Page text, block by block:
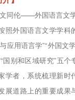
同伦——外国语言文
照外国语言文学学科
应用语言学”“外国文
国别和区域研究”五
学者，系统梳理新时
展道路上的重要成果